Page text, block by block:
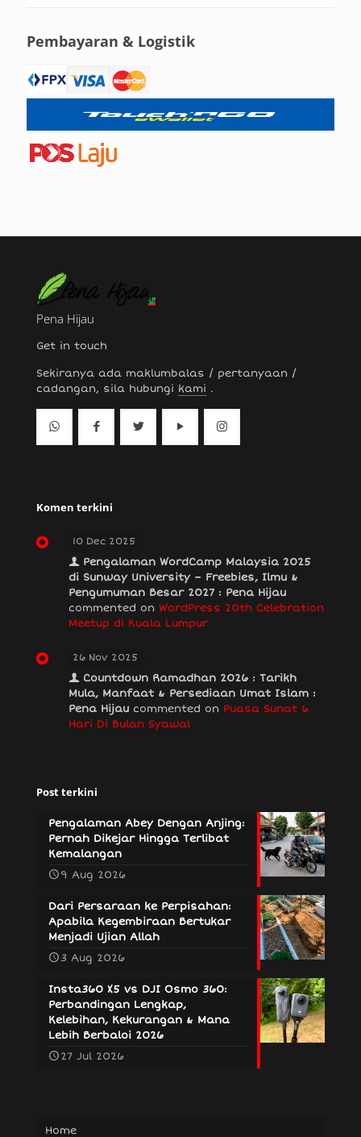
Pembayaran & Logistik
Pena Hijau
Get in touch
Sekiranya ada maklumbalas / pertanyaan /
cadangan, sila hubungi kami .
Komen terkini
10 Dec 2025
Pengalaman WordCamp Malaysia 2025
di Sunway University – Freebies, Ilmu &
Pengumuman Besar 2027 : Pena Hijau
commented on WordPress 20th Celebration
Meetup di Kuala Lumpur
26 Nov 2025
Countdown Ramadhan 2026 : Tarikh
Mula, Manfaat & Persediaan Umat Islam :
Pena Hijau commented on Puasa Sunat 6
Hari Di Bulan Syawal
Post terkini
Pengalaman Abey Dengan Anjing:
Pernah Dikejar Hingga Terlibat
Kemalangan
9 Aug 2026
Dari Persaraan ke Perpisahan:
Apabila Kegembiraan Bertukar
Menjadi Ujian Allah
3 Aug 2026
Insta360 X5 vs DJI Osmo 360:
Perbandingan Lengkap,
Kelebihan, Kekurangan & Mana
Lebih Berbaloi 2026
27 Jul 2026
Home